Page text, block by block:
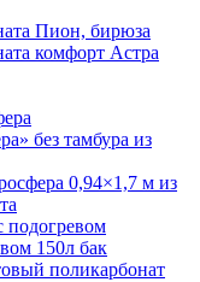
Пион, бирюза
комфорт Астра
без тамбура из
0,94×1,7 м из
подогревом
150л бак
поликарбонат